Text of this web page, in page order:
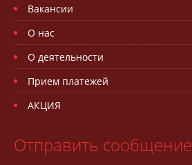
Вакансии
О нас
О деятельности
Прием платежей
АКЦИЯ
Отправить сообщение